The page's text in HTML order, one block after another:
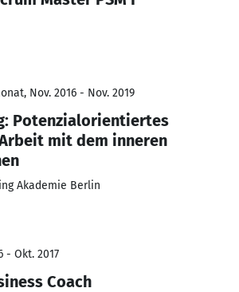
Nov. 2016 - Nov. 2019
Potenzialorientiertes
mit dem inneren
Akademie Berlin
- Okt. 2017
Coach